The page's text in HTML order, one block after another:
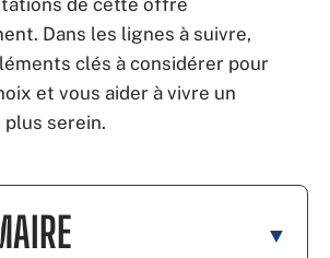
de cette offre
Dans les lignes à suivre,
clés à considérer pour
et vous aider à vivre un
serein.